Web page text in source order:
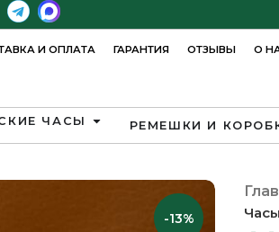
И ОПЛАТА ГАРАНТИЯ ОТЗЫВЫ О
ЧАСЫ РЕМЕШКИ И
-13%